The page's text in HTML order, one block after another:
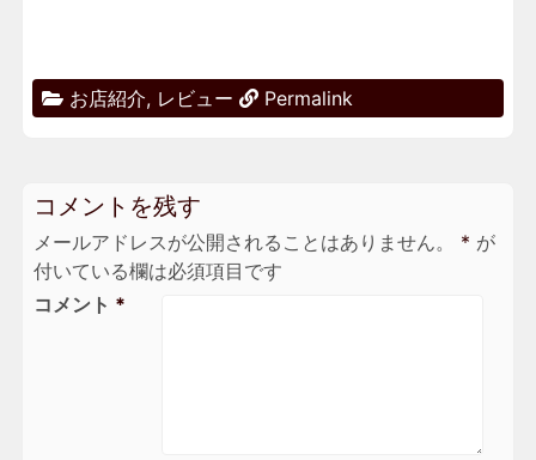
お店紹介, レビュー Permalink
コメントを残す
メールアドレスが公開されることはありません。 * が
付いている欄は必須項目です
コメント *